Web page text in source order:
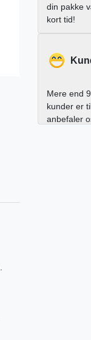
din pakke
kort tid!
Mere end
kunder er
anbefaler